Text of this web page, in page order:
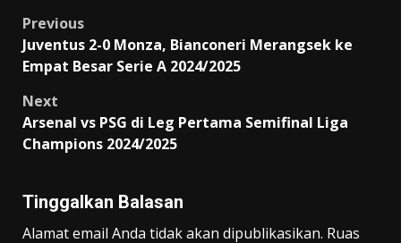
Post
navigation
Previous
Juventus 2-0 Monza, Bianconeri Merangsek ke
Empat Besar Serie A 2024/2025
Next
Arsenal vs PSG di Leg Pertama Semifinal Liga
Champions 2024/2025
Tinggalkan Balasan
Alamat email Anda tidak akan dipublikasikan. Ruas